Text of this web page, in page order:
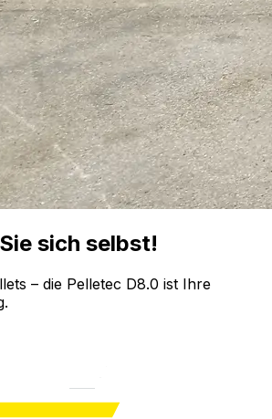
Sie sich selbst!
– die Pelletec D8.0 ist Ihre